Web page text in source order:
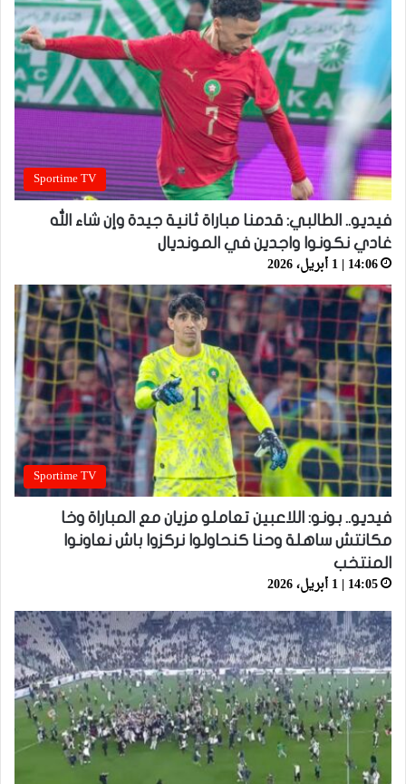
Sportime TV
فيديو.. الطالبي: قدمنا مباراة ثانية جيدة وإن شاء الله
غادي نكونوا واجدين في المونديال
14:06 | 1 أبريل، 2026
Sportime TV
فيديو.. بونو: اللاعبين تعاملو مزيان مع المباراة وخا
مكانتش ساهلة وحنا كنحاولوا نركزوا باش نعاونوا
المنتخب
14:05 | 1 أبريل، 2026